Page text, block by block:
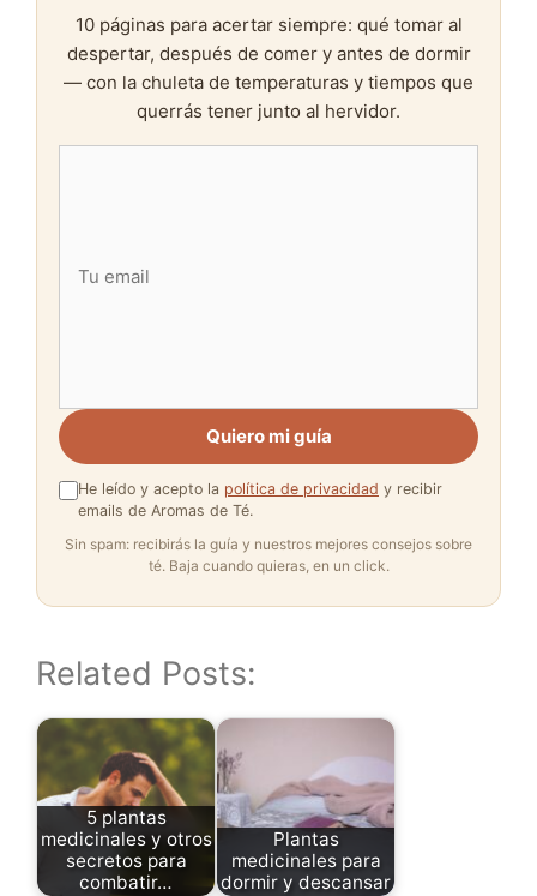
10 páginas para acertar siempre: qué tomar al
despertar, después de comer y antes de dormir
— con la chuleta de temperaturas y tiempos que
querrás tener junto al hervidor.
Quiero mi guía
He leído y acepto la política de privacidad y recibir
emails de Aromas de Té.
Sin spam: recibirás la guía y nuestros mejores consejos sobre
té. Baja cuando quieras, en un click.
Related Posts:
5 plantas
medicinales y otros
secretos para
combatir…
Plantas
medicinales para
dormir y descansar